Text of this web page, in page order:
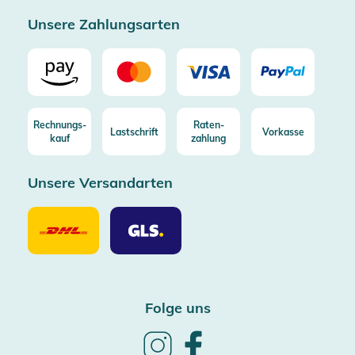
Unsere Zahlungsarten
Rechnungs-
kauf
Lastschrift
Raten-
zahlung
Vorkasse
Unsere Versandarten
Unsere
Versandarten
DHL
Unsere
Versandarten
GLS
Folge uns
Follow